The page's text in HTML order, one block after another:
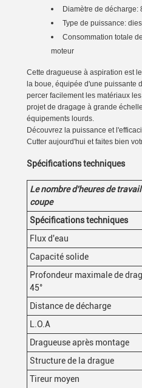
Diamètre de décharge:
Type de puissance:
Consommation totale
moteur
Cette dragueuse à aspiration est
la boue, équipée d'une puissante
percer facilement les matériaux
projet de dragage à grande
équipements lourds.
Découvrez la puissance et
Cutter aujourd'hui et faites bien
Spécifications techniques
Le nombre d'heures de travail
coupe
Spécifications techniques
Flux d'eau
Capacité solide
Profondeur maximale de
45°
Distance de décharge
L.O.A
Dragueuse après montage
Structure de la drague
Tireur moyen